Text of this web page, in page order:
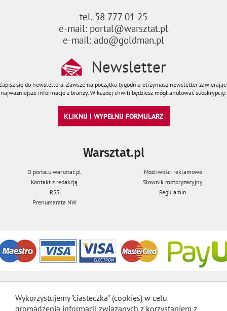
tel. 58 777 01 25
e-mail: portal@warsztat.pl
e-mail: ado@goldman.pl
Newsletter
się do newslettera. Zawsze na początku tygodnia otrzymasz newsletter
najważniejsze informacje z branży. W każdej chwili będziesz mógł anulować subskrypcję.
KLIKNIJ I WYPEŁNIJ FORMULARZ
Warsztat.pl
O portalu warsztat.pl
Możliwości reklamowe
Kontakt z redakcją
Słownik motoryzacyjny
RSS
Regulamin
Prenumarata NW
Wykorzystujemy "ciasteczka" (cookies) w celu
gromadzenia informacji związanych z korzystaniem z